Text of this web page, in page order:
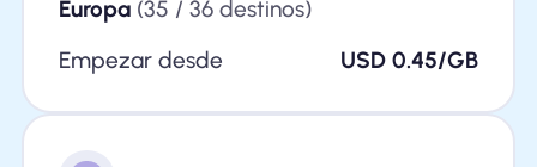
Europa(35 / 36 destinos)
Empezar desde
USD 0.45/GB